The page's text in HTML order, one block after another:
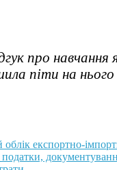
про
піти на